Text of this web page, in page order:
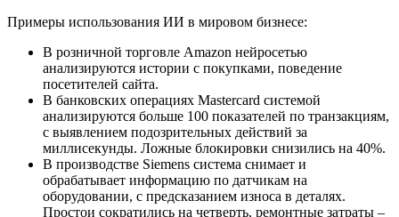
Примеры использования ИИ в мировом бизнесе:
В розничной торговле Amazon нейросетью
анализируются истории с покупками, поведение
посетителей сайта.
В банковских операциях Mastercard системой
анализируются больше 100 показателей по транзакциям,
с выявлением подозрительных действий за
миллисекунды. Ложные блокировки снизились на 40%.
В производстве Siemens система снимает и
обрабатывает информацию по датчикам на
оборудовании, с предсказанием износа в деталях.
Простои сократились на четверть, ремонтные затраты –